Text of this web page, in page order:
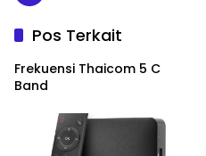
Pos Terkait
Frekuensi Thaicom 5 C
Band